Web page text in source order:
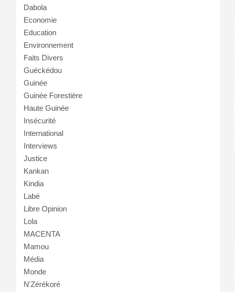
Dabola
Economie
Education
Environnement
Faits Divers
Guéckédou
Guinée
Guinée Forestière
Haute Guinée
Insécurité
International
Interviews
Justice
Kankan
Kindia
Labé
Libre Opinion
Lola
MACENTA
Mamou
Média
Monde
N'Zérékoré